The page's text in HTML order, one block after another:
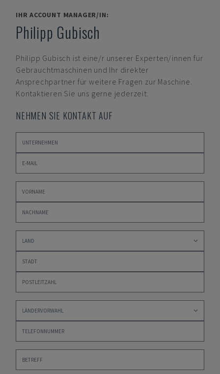
IHR ACCOUNT MANAGER/IN:
Philipp Gubisch
Philipp Gubisch ist eine/r unserer Experten/innen für
Gebrauchtmaschinen und Ihr direkter
Ansprechpartner für weitere Fragen zur Maschine.
Kontaktieren Sie uns gerne jederzeit.
NEHMEN SIE KONTAKT AUF